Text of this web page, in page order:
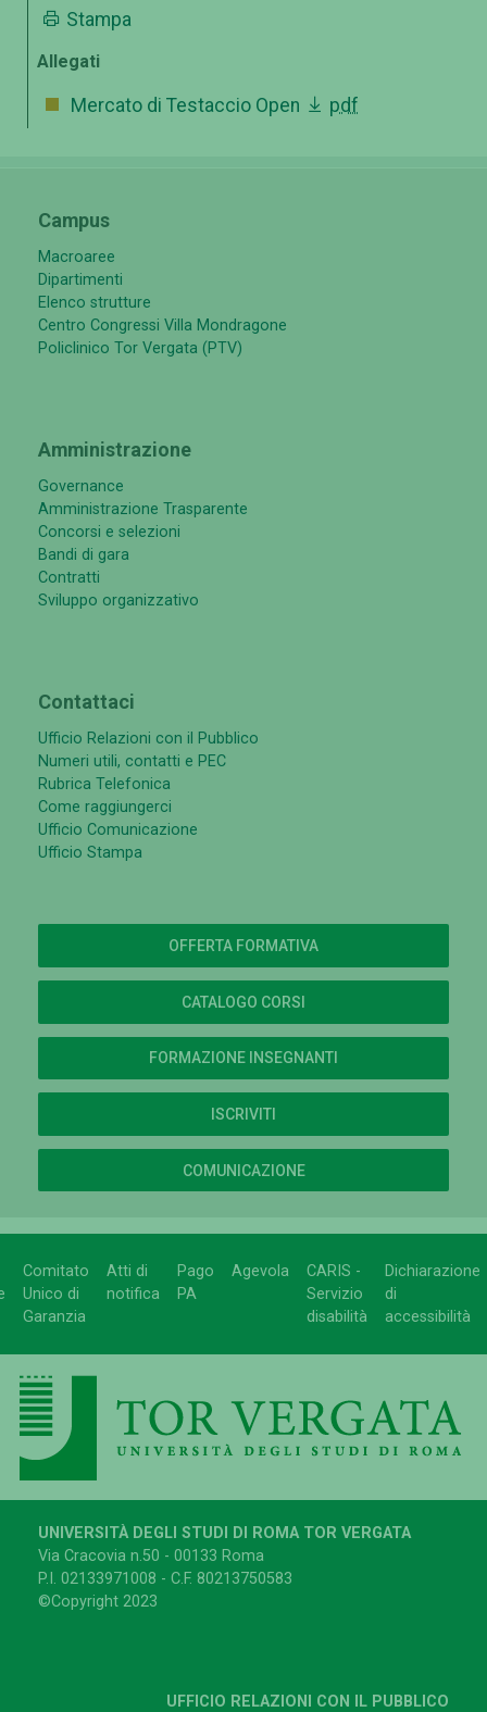
Stampa
Allegati
Mercato di Testaccio Open pdf
Campus
Macroaree
Dipartimenti
Elenco strutture
Centro Congressi Villa Mondragone
Policlinico Tor Vergata (PTV)
Amministrazione
Governance
Amministrazione Trasparente
Concorsi e selezioni
Bandi di gara
Contratti
Sviluppo organizzativo
Contattaci
Ufficio Relazioni con il Pubblico
Numeri utili, contatti e PEC
Rubrica Telefonica
Come raggiungerci
Ufficio Comunicazione
Ufficio Stampa
OFFERTA FORMATIVA
CATALOGO CORSI
FORMAZIONE INSEGNANTI
ISCRIVITI
COMUNICAZIONE
Comitato
Unico di
Garanzia
Atti di
notifica
Pago
PA
Agevola
CARIS -
Servizio
disabilità
Dichiarazione
di
accessibilità
UNIVERSITÀ DEGLI STUDI DI ROMA TOR VERGATA
Via Cracovia n.50 - 00133 Roma
P.I. 02133971008 - C.F. 80213750583
©Copyright 2023
UFFICIO RELAZIONI CON IL PUBBLICO